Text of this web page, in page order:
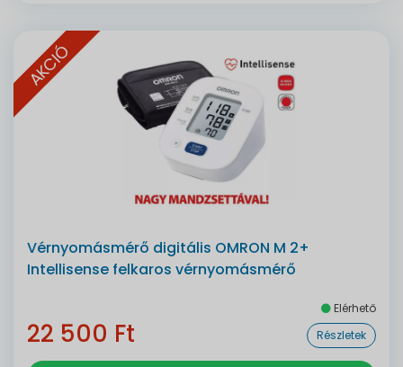
AKCIÓ
Vérnyomásmérő digitális OMRON M 2+
Intellisense felkaros vérnyomásmérő
Elérhető
22 500 Ft Részletek